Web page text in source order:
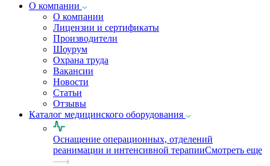
О компании
О компании
Лицензии и сертификаты
Производители
Шоурум
Охрана труда
Вакансии
Новости
Статьи
Отзывы
Каталог медицинского оборудования
Оснащение операционных, отделений
реанимации и интенсивной терапииСмотреть еще